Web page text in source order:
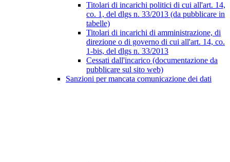
Titolari di incarichi politici di cui all'art. 14,
co. 1, del dlgs n. 33/2013 (da pubblicare in
tabelle)
Titolari di incarichi di amministrazione, di
direzione o di governo di cui all'art. 14, co.
1-bis, del dlgs n. 33/2013
Cessati dall'incarico (documentazione da
pubblicare sul sito web)
Sanzioni per mancata comunicazione dei dati